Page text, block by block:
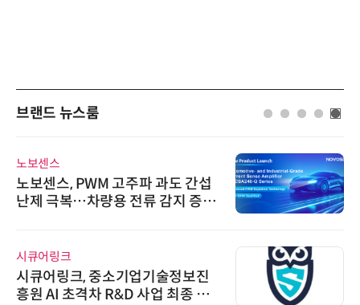
브랜드 뉴스룸
노보센스
노보센스, PWM 고주파 과도 간섭
난제 극복…차량용 전류 감지 증폭
시큐어링크
시큐어링크, 중소기업기술정보진
흥원 AI 초격차 R&D 사업 최종 선